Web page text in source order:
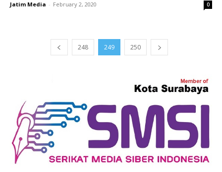
Jatim Media - February 2, 2020 0
248 249 250